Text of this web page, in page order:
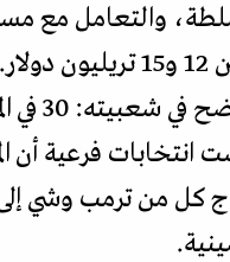
والتعامل مع
بديون خفية للحكومات
فرعية أن
لذلك يحتاج كل من